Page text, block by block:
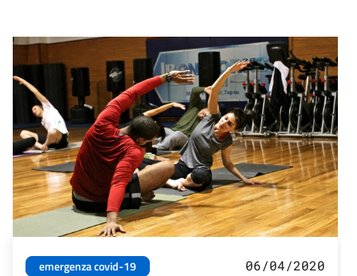
emergenza covid-19
06/04/2020